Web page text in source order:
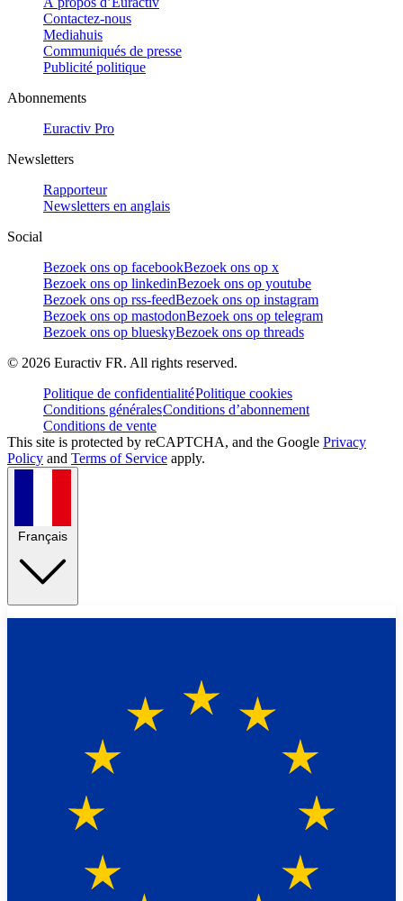
Contactez-nous
Mediahuis
Communiqués de presse
Publicité politique
Abonnements
Euractiv Pro
Newsletters
Rapporteur
Newsletters en anglais
Social
Bezoek ons op facebookBezoek ons op x
Bezoek ons op linkedinBezoek ons op youtube
Bezoek ons op rss-feedBezoek ons op instagram
Bezoek ons op mastodonBezoek ons op telegram
Bezoek ons op blueskyBezoek ons op threads
© 2026 Euractiv FR. All rights reserved.
Politique de confidentialitéPolitique cookies
Conditions généralesConditions d’abonnement
Conditions de vente
This site is protected by reCAPTCHA, and the Google Privacy
Policy and Terms of Service apply.
Français